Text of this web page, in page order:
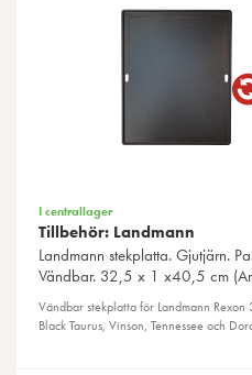
I centrallager
Tillbehör: Landmann
Landmann stekplatta. Gjutjärn.
Vändbar. 32,5 x 1 x40,5 cm
Vändbar stekplatta för Landmann
Black Taurus, Vinson, Tennessee och